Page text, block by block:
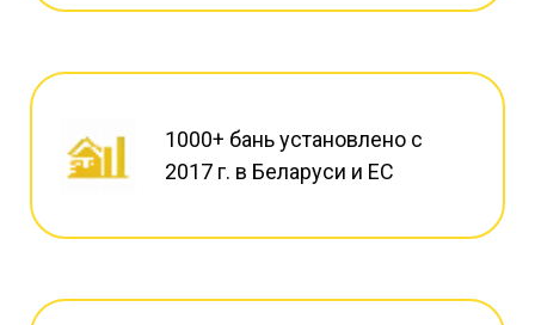
1000+ бань установлено с
2017 г. в Беларуси и ЕС